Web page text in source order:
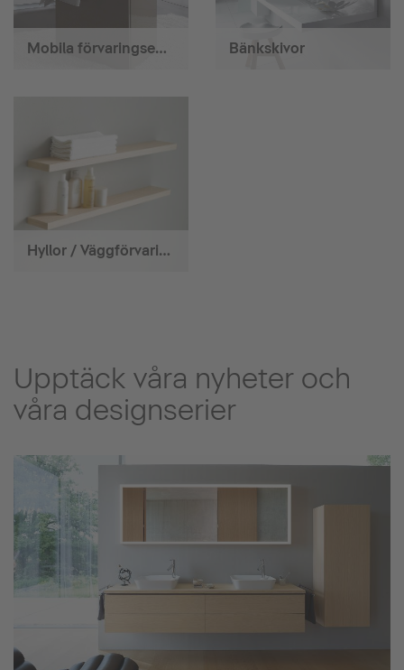
Mobila förvaringsenheter Bänkskivor
Hyllor / Väggförvaring
Upptäck våra nyheter och
våra designserier